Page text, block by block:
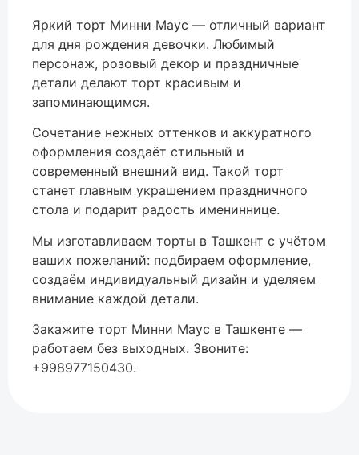
Яркий торт Минни Маус — отличный вариант
для дня рождения девочки. Любимый
персонаж, розовый декор и праздничные
детали делают торт красивым и
запоминающимся.
Сочетание нежных оттенков и аккуратного
оформления создаёт стильный и
современный внешний вид. Такой торт
станет главным украшением праздничного
стола и подарит радость имениннице.
Мы изготавливаем торты в Ташкент с учётом
ваших пожеланий: подбираем оформление,
создаём индивидуальный дизайн и уделяем
внимание каждой детали.
Закажите торт Минни Маус в Ташкенте —
работаем без выходных. Звоните:
+998977150430.